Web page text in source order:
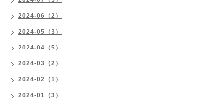
2024-06（2）
2024-05（3）
2024-04（5）
2024-03（2）
2024-02（1）
2024-01（3）